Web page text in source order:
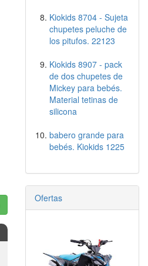
Kiokids 8704 - Sujeta
chupetes peluche de
los pitufos. 22123
Kiokids 8907 - pack
de dos chupetes de
Mickey para bebés.
Material tetinas de
silicona
babero grande para
bebés. Kiokids 1225
Ofertas